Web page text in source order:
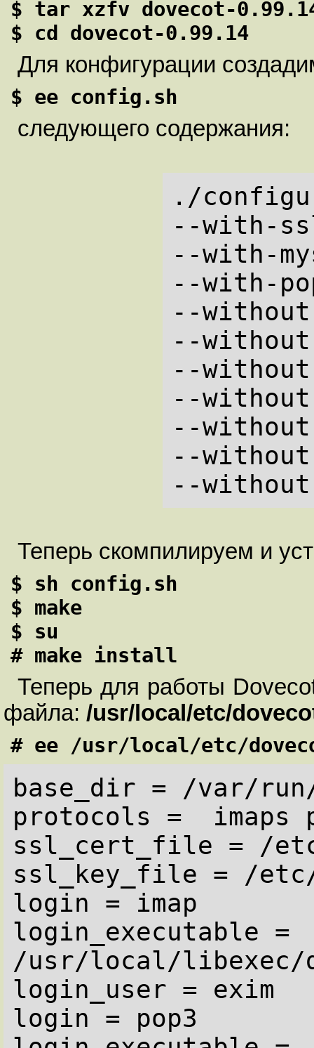
$ tar xzfv dovecot-
$ cd dovecot-0.99.14
Для конфигурации
$ ee config.sh
следующего содержания:
./
--with-
--with-
--with-
--
--
--
--
--
--
Теперь скомпилируем и
$ sh config.sh
$ make
$ su
# make install
Теперь для работы
файла: /usr/local/etc/
# ee /usr/local/etc/
base_dir = /var/
protocols =  imaps
ssl_cert_file = /
ssl_key_file = /
login = imap
login_executable =
/usr/local/libexec/
login_user = exim
login = pop3